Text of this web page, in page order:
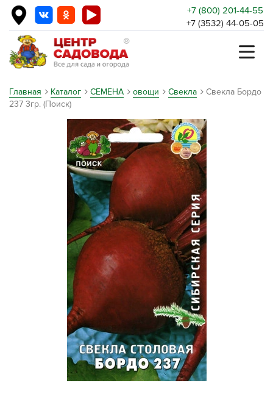
+7 (800) 201-44-55
+7 (3532) 44-05-05
Главная Каталог СЕМЕНА овощи Свекла
Свекла Бордо
237 3гр. (Поиск)